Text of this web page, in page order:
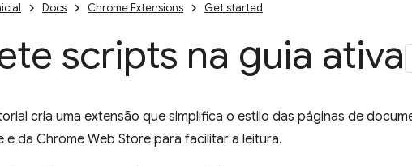
Docs Chrome Extensions Get started
scripts na guia ativa
cria uma extensão que simplifica o estilo das páginas de
e da Chrome Web Store para facilitar a leitura.